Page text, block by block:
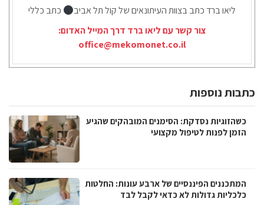
ליאו ברד כתב בצוות העיתונאים של קול תל אביב
כתב כללי
צור קשר עם ליאו ברד דרך המייל האדום:
office@mekomonet.co.il
כתבות נוספות
כשהזוגיות נסדקת: הסימנים המובהקים שהגיע
הזמן לפנות לטיפול מקצועי
המתכננים הפיננסיים של ארבע עונות: החלטות
כלכליות גדולות לא כדאי לקבל לבד